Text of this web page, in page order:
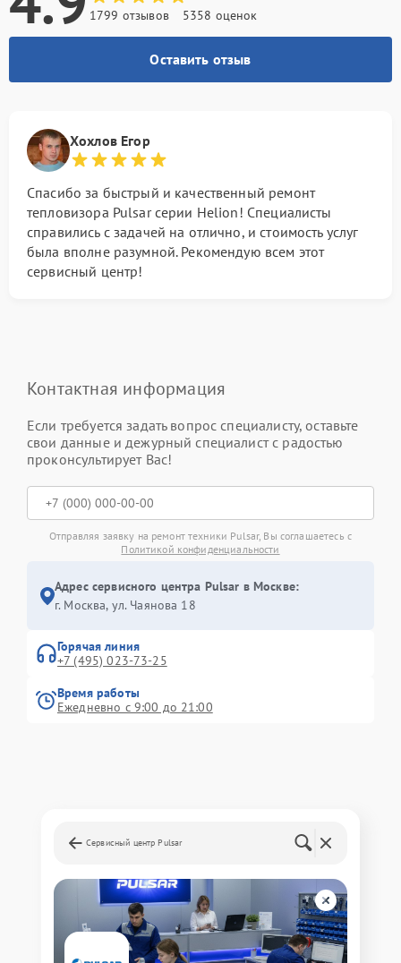
1799 отзывов 5358 оценок
Оставить отзыв
Хохлов Егор
Спасибо за быстрый и качественный ремонт
тепловизора Pulsar серии Helion! Специалисты
справились с задачей на отлично, и стоимость услуг
была вполне разумной. Рекомендую всем этот
сервисный центр!
Контактная информация
Если требуется задать вопрос специалисту, оставьте
свои данные и дежурный специалист с радостью
проконсультирует Вас!
Отправляя заявку на ремонт техники Pulsar, Вы соглашаетесь с
Политикой конфиденциальности
Адрес сервисного центра Pulsar в Москве:
г. Москва, ул. Чаянова 18
Горячая линия
+7 (495) 023-73-25
Время работы
Ежедневно с 9:00 до 21:00
Сервисный центр Pulsar